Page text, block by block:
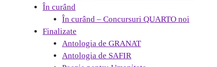
În curând
În curând – Concursuri QUARTO noi
Finalizate
Antologia de GRANAT
Antologia de SAFIR